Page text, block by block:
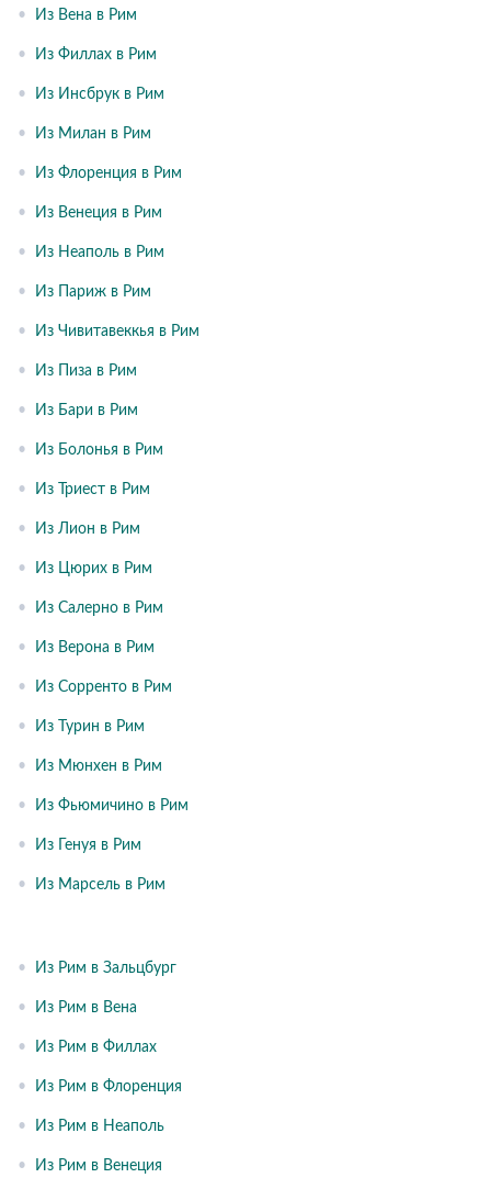
• Из Вена в Рим
• Из Филлах в Рим
• Из Инсбрук в Рим
• Из Милан в Рим
• Из Флоренция в Рим
• Из Венеция в Рим
• Из Неаполь в Рим
• Из Париж в Рим
• Из Чивитавеккья в Рим
• Из Пиза в Рим
• Из Бари в Рим
• Из Болонья в Рим
• Из Триест в Рим
• Из Лион в Рим
• Из Цюрих в Рим
• Из Салерно в Рим
• Из Верона в Рим
• Из Сорренто в Рим
• Из Турин в Рим
• Из Мюнхен в Рим
• Из Фьюмичино в Рим
• Из Генуя в Рим
• Из Марсель в Рим
• Из Рим в Зальцбург
• Из Рим в Вена
• Из Рим в Филлах
• Из Рим в Флоренция
• Из Рим в Неаполь
• Из Рим в Венеция